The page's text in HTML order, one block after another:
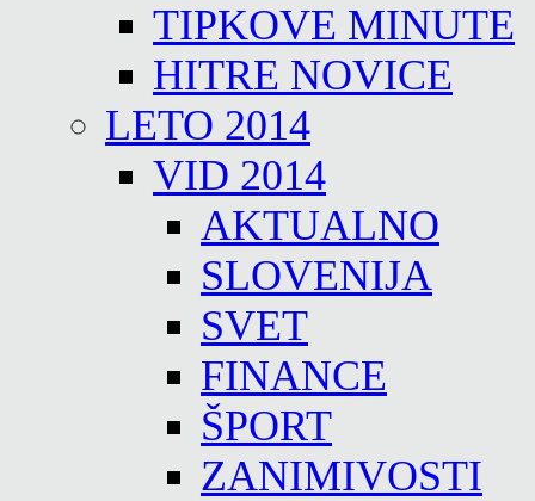
TIPKOVE MINUTE
HITRE NOVICE
LETO 2014
VID 2014
AKTUALNO
SLOVENIJA
SVET
FINANCE
ŠPORT
ZANIMIVOSTI